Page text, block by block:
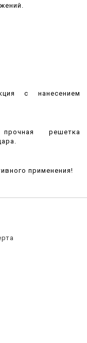
с нанесением
решетка
применения!